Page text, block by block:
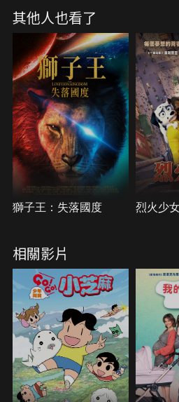
書，此刻“阿達一族”面臨到世俗的
人相處會激盪出什麼樣有趣的事
其他人也看了
獅子王：失落國度 烈火少
相關影片